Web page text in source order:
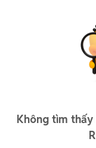
Không tìm